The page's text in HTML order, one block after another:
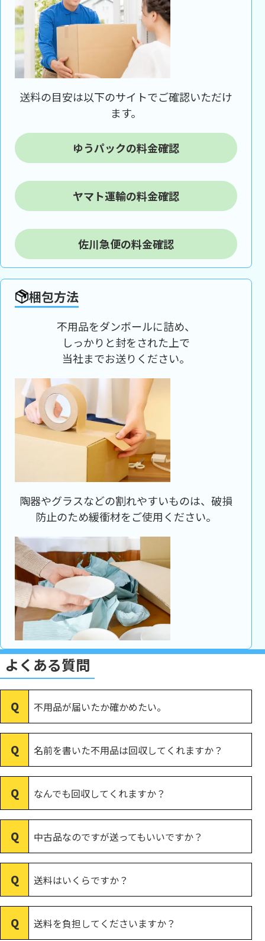
送料の目安は以下のサイトでご確認いただけ
ます。
ゆうパックの料金確認
ヤマト運輸の料金確認
佐川急便の料金確認
梱包方法
不用品をダンボールに詰め、
しっかりと封をされた上で
当社までお送りください。
陶器やグラスなどの割れやすいものは、破損
防止のため緩衝材をご使用ください。
よくある質問
不用品が届いたか確かめたい。
名前を書いた不用品は回収してくれますか？
なんでも回収してくれますか？
中古品なのですが送ってもいいですか？
送料はいくらですか？
送料を負担してくださいますか？